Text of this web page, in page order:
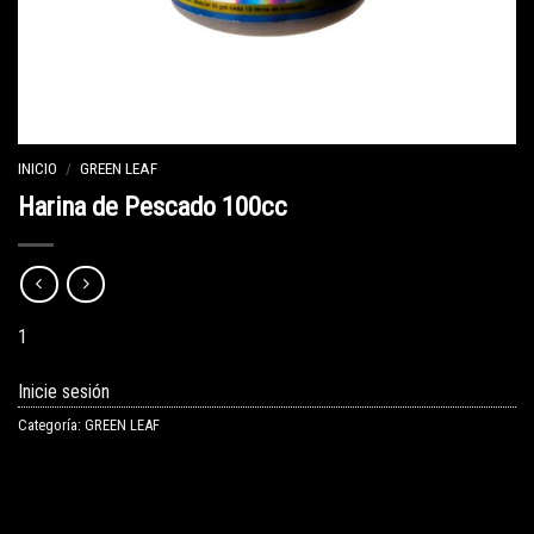
INICIO / GREEN LEAF
Harina de Pescado 100cc
1
Inicie sesión
Categoría: GREEN LEAF